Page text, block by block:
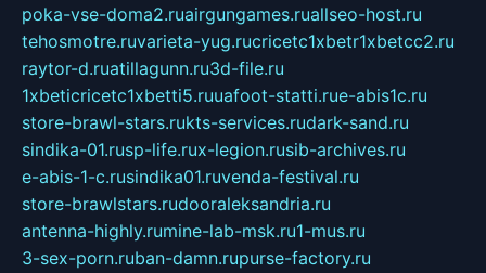
poka-vse-doma2.ruairgungames.ruallseo-host.ru
tehosmotre.ruvarieta-yug.rucricetc1xbetr1xbetcc2.ru
raytor-d.ruatillagunn.ru3d-file.ru
1xbeticricetc1xbetti5.ruuafoot-statti.rue-abis1c.ru
store-brawl-stars.rukts-services.rudark-sand.ru
sindika-01.rusp-life.rux-legion.rusib-archives.ru
e-abis-1-c.rusindika01.ruvenda-festival.ru
store-brawlstars.rudooraleksandria.ru
antenna-highly.rumine-lab-msk.ru1-mus.ru
3-sex-porn.ruban-damn.rupurse-factory.ru